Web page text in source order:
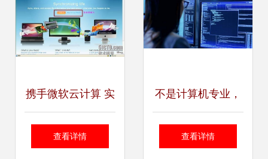
携手微软云计算 实
现微型计算机远程
查看详情
不是计算机专业，
可以学编程吗？一
查看详情